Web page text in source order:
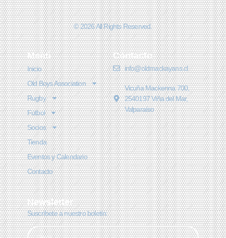
© 2026 All Rights Reserved.
Menú
Inicio
Old Boys Association
Rugby
Fútbol
Socios
Tienda
Eventos y Calendario
Contacto
Contacto
info@oldmackayans.cl
Vicuña Mackenna 700,
2540197 Viña del Mar,
Valparaíso
Newsletter
Suscríbete a nuestro boletín: